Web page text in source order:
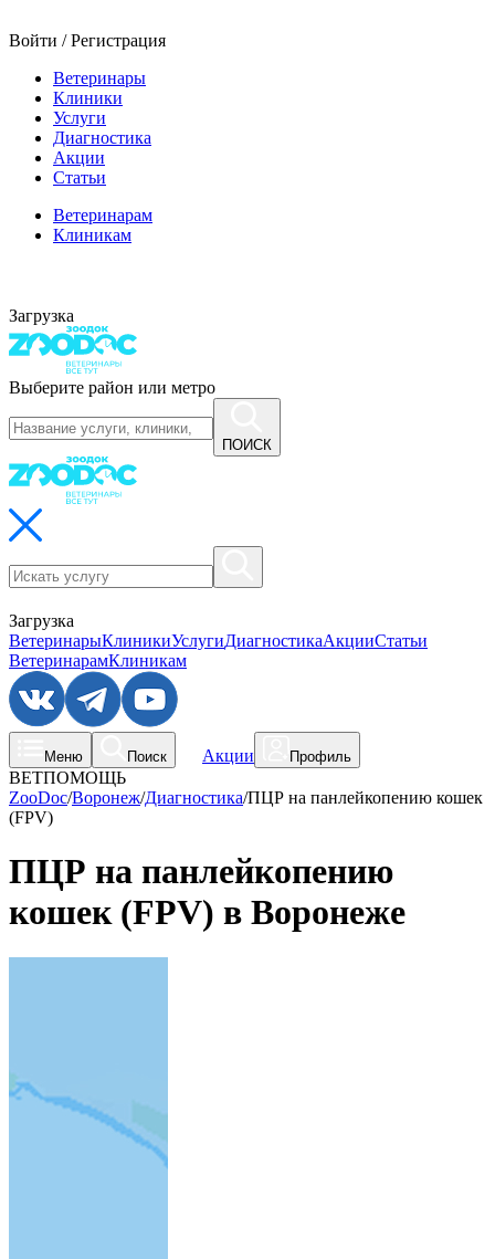
Войти / Регистрация
Ветеринары
Клиники
Услуги
Диагностика
Акции
Статьи
Ветеринарам
Клиникам
Загрузка
Выберите район или метро
ПОИСК
Загрузка
ВетеринарыКлиникиУслугиДиагностикаАкцииСтатьи
ВетеринарамКлиникам
Меню Поиск Акции Профиль
ВЕТПОМОЩЬ
ZooDoc/Воронеж/Диагностика/ПЦР на панлейкопению кошек
(FPV)
ПЦР на панлейкопению
кошек (FPV) в Воронеже